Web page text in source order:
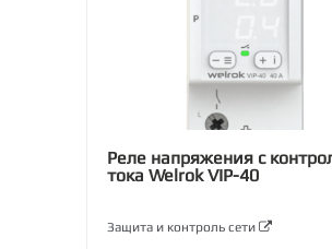
Реле напряжения с
тока Welrok VIP-40
Защита и контроль сети